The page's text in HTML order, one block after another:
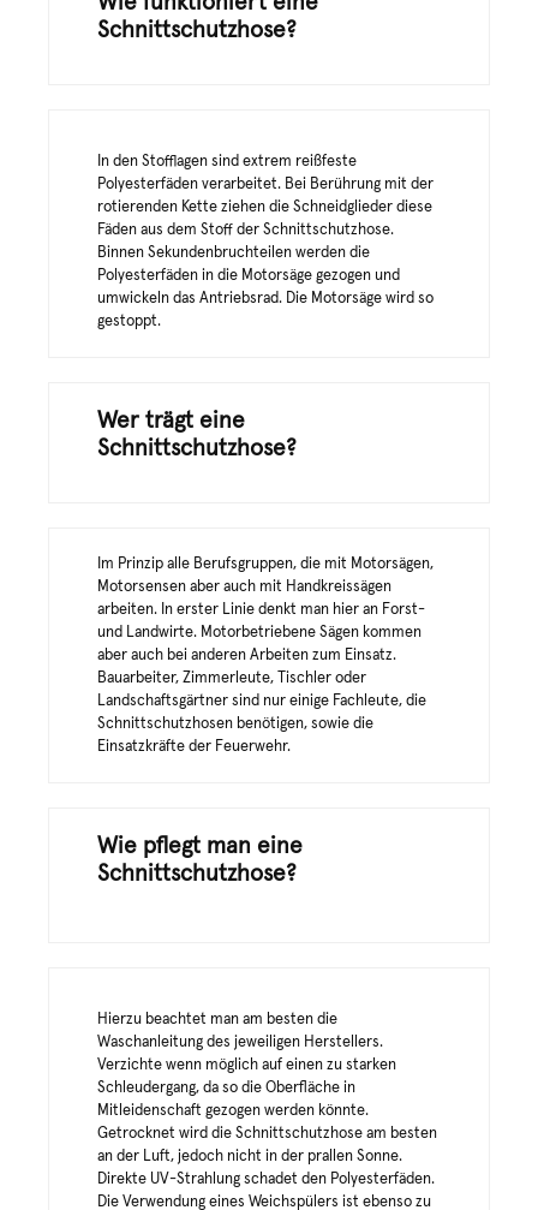
Schnittschutzhose?
In den Stofflagen sind extrem reißfeste
Polyesterfäden verarbeitet. Bei Berührung mit der
rotierenden Kette ziehen die Schneidglieder diese
Fäden aus dem Stoff der Schnittschutzhose.
Binnen Sekundenbruchteilen werden die
Polyesterfäden in die Motorsäge gezogen und
umwickeln das Antriebsrad. Die Motorsäge wird so
gestoppt.
Wer trägt eine
Schnittschutzhose?
Im Prinzip alle Berufsgruppen, die mit Motorsägen,
Motorsensen aber auch mit Handkreissägen
arbeiten. In erster Linie denkt man hier an Forst-
und Landwirte. Motorbetriebene Sägen kommen
aber auch bei anderen Arbeiten zum Einsatz.
Bauarbeiter, Zimmerleute, Tischler oder
Landschaftsgärtner sind nur einige Fachleute, die
Schnittschutzhosen benötigen, sowie die
Einsatzkräfte der Feuerwehr.
Wie pflegt man eine
Schnittschutzhose?
Hierzu beachtet man am besten die
Waschanleitung des jeweiligen Herstellers.
Verzichte wenn möglich auf einen zu starken
Schleudergang, da so die Oberfläche in
Mitleidenschaft gezogen werden könnte.
Getrocknet wird die Schnittschutzhose am besten
an der Luft, jedoch nicht in der prallen Sonne.
Direkte UV-Strahlung schadet den Polyesterfäden.
Die Verwendung eines Weichspülers ist ebenso zu